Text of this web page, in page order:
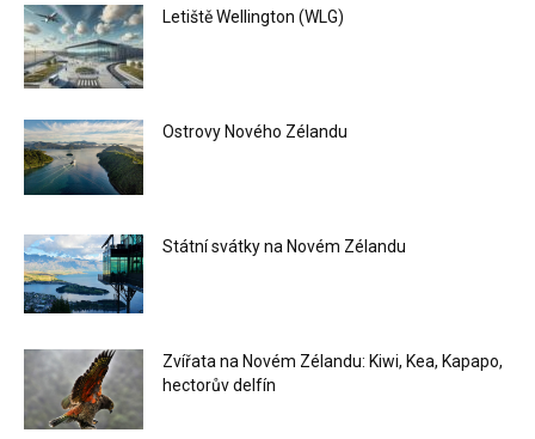
Letiště Wellington (WLG)
Ostrovy Nového Zélandu
Státní svátky na Novém Zélandu
Zvířata na Novém Zélandu: Kiwi, Kea, Kapapo,
hectorův delfín